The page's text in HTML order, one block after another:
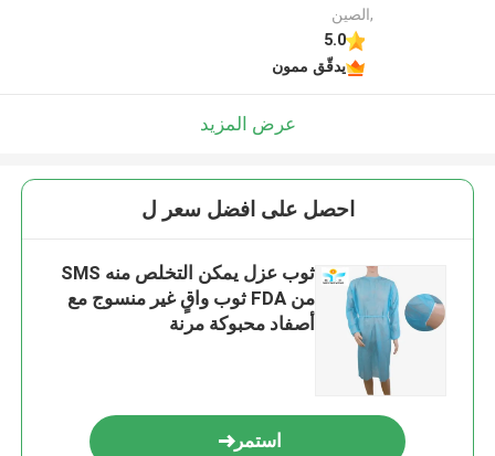
,الصين
5.0
يدقّق ممون
عرض المزيد
احصل على افضل سعر ل
ثوب عزل يمكن التخلص منه SMS
من FDA ثوب واقٍ غير منسوج مع
أصفاد محبوكة مرنة
استمر